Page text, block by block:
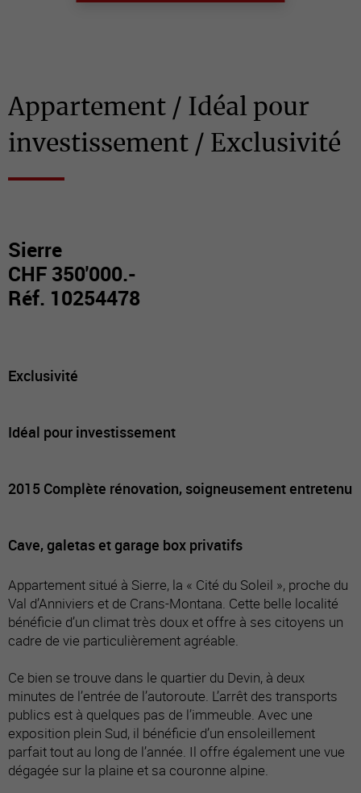
Appartement / Idéal pour
investissement / Exclusivité
Sierre
CHF 350'000.-
Réf. 10254478
Exclusivité
Idéal pour investissement
2015 Complète rénovation, soigneusement entretenu
Cave, galetas et garage box privatifs
Appartement situé à Sierre, la « Cité du Soleil », proche du
Val d’Anniviers et de Crans-Montana. Cette belle localité
bénéficie d’un climat très doux et offre à ses citoyens un
cadre de vie particulièrement agréable.
Ce bien se trouve dans le quartier du Devin, à deux
minutes de l’entrée de l’autoroute. L’arrêt des transports
publics est à quelques pas de l’immeuble. Avec une
exposition plein Sud, il bénéficie d’un ensoleillement
parfait tout au long de l’année. Il offre également une vue
dégagée sur la plaine et sa couronne alpine.